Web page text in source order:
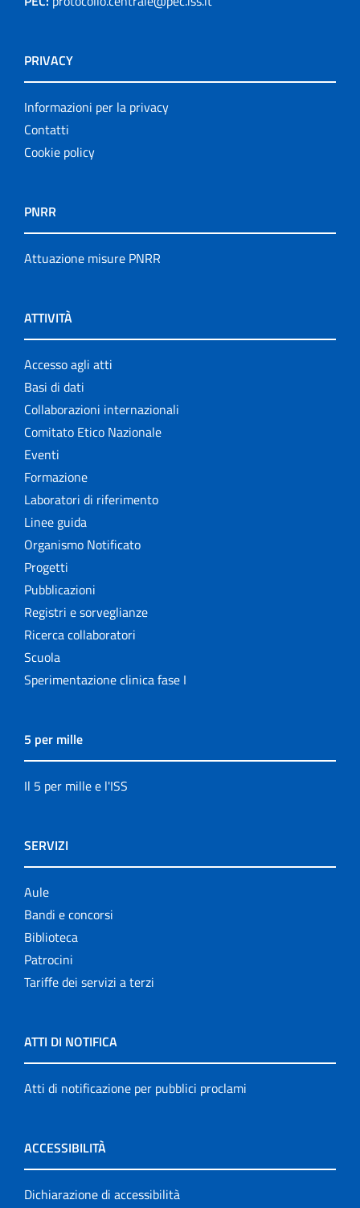
PRIVACY
Informazioni per la privacy
Contatti
Cookie policy
PNRR
Attuazione misure PNRR
ATTIVITÀ
Accesso agli atti
Basi di dati
Collaborazioni internazionali
Comitato Etico Nazionale
Eventi
Formazione
Laboratori di riferimento
Linee guida
Organismo Notificato
Progetti
Pubblicazioni
Registri e sorveglianze
Ricerca collaboratori
Scuola
Sperimentazione clinica fase I
5 per mille
Il 5 per mille e l'ISS
SERVIZI
Aule
Bandi e concorsi
Biblioteca
Patrocini
Tariffe dei servizi a terzi
ATTI DI NOTIFICA
Atti di notificazione per pubblici proclami
ACCESSIBILITÀ
Dichiarazione di accessibilità